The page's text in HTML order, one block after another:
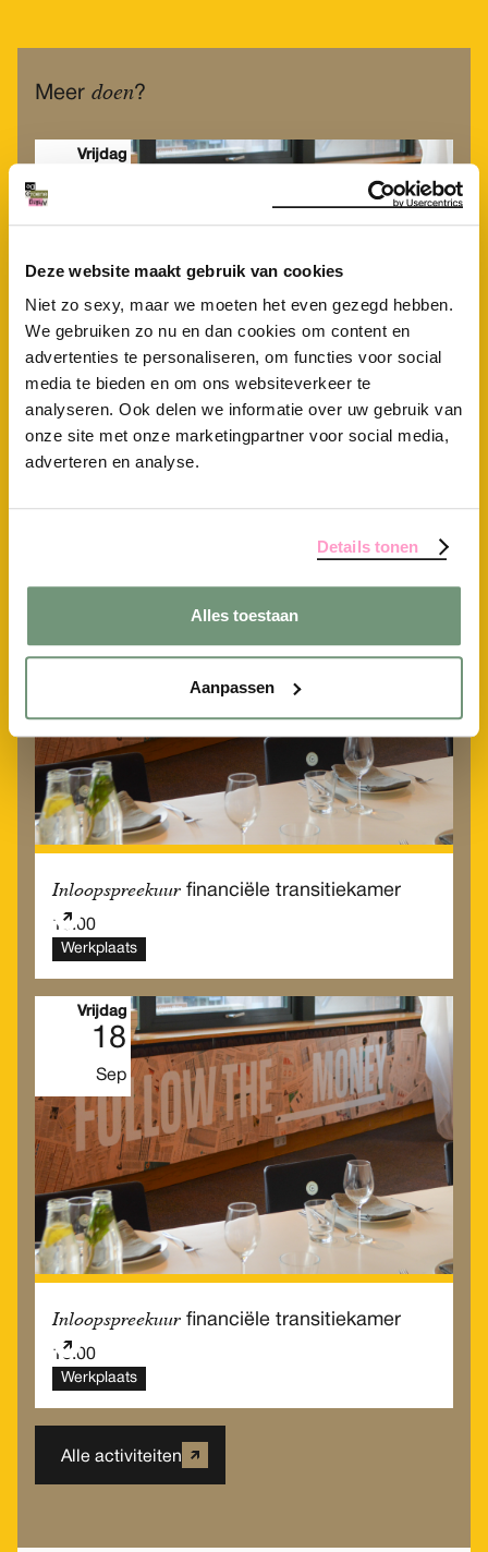
Deze website maakt gebruik van cookies
Niet zo sexy, maar we moeten het even gezegd hebben.
We gebruiken zo nu en dan cookies om content en
advertenties te personaliseren, om functies voor social
media te bieden en om ons websiteverkeer te
analyseren. Ook delen we informatie over uw gebruik van
onze site met onze marketingpartner voor social media,
adverteren en analyse.
Details tonen
Alles toestaan
Aanpassen
Meer doen?
Vrijdag
Inloopspreekuurfinanciële transitiekamer
Donderdag
Okt
Inloopspreekuur financiële transitiekamer
10.00
Werkplaats
Vrijdag
18
Sep
Inloopspreekuur financiële transitiekamer
10.00
Werkplaats
Alle activiteiten